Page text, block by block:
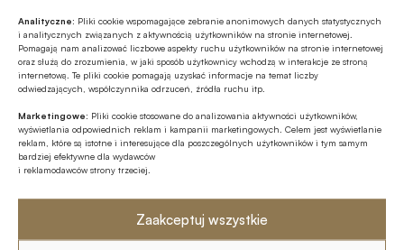
Analityczne: Pliki cookie wspomagające zebranie anonimowych danych statystycznych
i analitycznych związanych z aktywnością użytkowników na stronie internetowej.
Pomagają nam analizować liczbowe aspekty ruchu użytkowników na stronie internetowej
oraz służą do zrozumienia, w jaki sposób użytkownicy wchodzą w interakcje ze stroną
internetową. Te pliki cookie pomagają uzyskać informacje na temat liczby
odwiedzających, współczynnika odrzuceń, źródła ruchu itp.
Marketingowe: Pliki cookie stosowane do analizowania aktywności użytkowników,
wyświetlania odpowiednich reklam i kampanii marketingowych. Celem jest wyświetlanie
reklam, które są istotne i interesujące dla poszczególnych użytkowników i tym samym
bardziej efektywne dla wydawców
i reklamodawców strony trzeciej.
Zaakceptuj wszystkie
Forum Technologii Bankowości
Spółdzielczej 2019. Bankowość spółdzielcza –
razem czy osobno?
11 mln zł rocznie tracą polskie banki spółdzielcze na
całego rynku finansowego, jednak ryzyko z roku na rok staje
się coraz większe. Odpowiedzią na to zagrożenie może
być przystępowanie do usług wspólnych w ramach
zrzeszeń.
BANK 2018/09
10.09.2018 23:20
Zakładanie kont poprzez wideo weryfikację z